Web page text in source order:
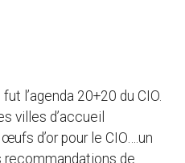
l’agenda 20+20 du CIO.
villes d’accueil
d’or pour le CIO….un
recommandations de